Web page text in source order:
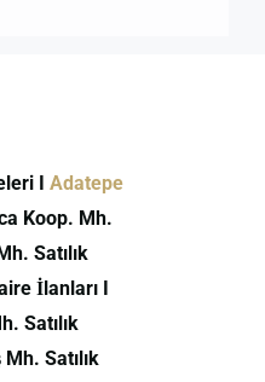
I Adatepe
Koop. Mh.
Satılık
İlanları I
Satılık
Satılık